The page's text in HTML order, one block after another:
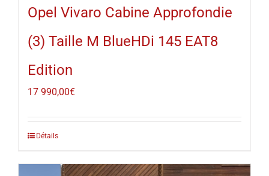
Opel Vivaro Cabine Approfondie
(3) Taille M BlueHDi 145 EAT8
Edition
17 990,00€
Détails